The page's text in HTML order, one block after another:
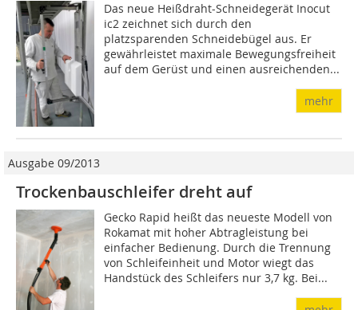
Das neue Heißdraht-Schneidegerät Inocut
ic2 zeichnet sich durch den
platzsparenden Schneidebügel aus. Er
gewährleistet maximale Bewegungsfreiheit
auf dem Gerüst und einen ausreichenden...
mehr
Ausgabe 09/2013
Trockenbauschleifer dreht auf
Gecko Rapid heißt das neueste Modell von
Rokamat mit hoher Abtragleistung bei
einfacher Bedienung. Durch die Trennung
von Schleifeinheit und Motor wiegt das
Handstück des Schleifers nur 3,7 kg. Bei...